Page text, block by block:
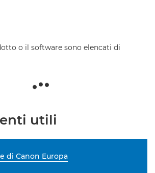
o il software sono elencati di
utili
di Canon Europa